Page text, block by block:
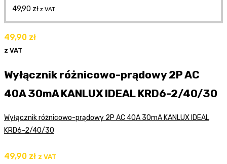
49,90 zł z VAT
49,90 zł
z VAT
Wyłącznik różnicowo-prądowy 2P AC
40A 30mA KANLUX IDEAL KRD6-2/40/30
Wyłącznik różnicowo-prądowy 2P AC 40A 30mA KANLUX IDEAL
KRD6-2/40/30
49,90 zł z VAT